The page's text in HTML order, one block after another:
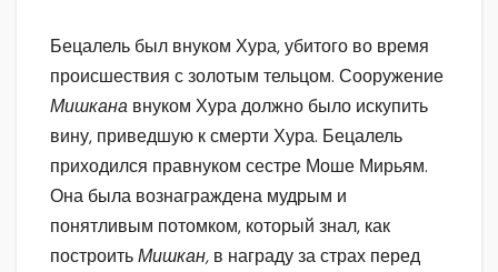
Бецалель был внуком Хура, убитого во время
происшествия с золотым тельцом. Сооружение
Мишкана внуком Хура должно было искупить
вину, приведшую к смерти Хура. Бецалель
приходился правнуком сестре Моше Мирьям.
Она была вознаграждена мудрым и
понятливым потомком, который знал, как
построитьМишкан, в награду за страх перед